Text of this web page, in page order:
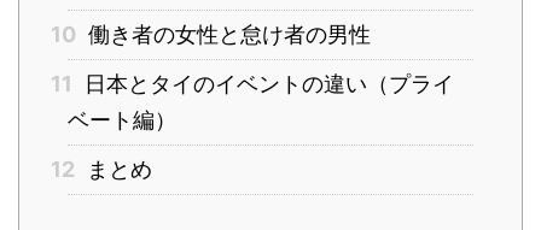
10 働き者の女性と怠け者の男性
11
日本とタイのイベントの違い（プライ
ベート編）
12
まとめ